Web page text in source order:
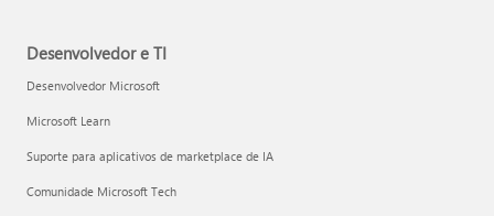
Desenvolvedor e TI
Desenvolvedor Microsoft
Microsoft Learn
Suporte para aplicativos de marketplace de IA
Comunidade Microsoft Tech